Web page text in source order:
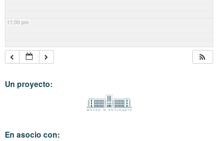
11:00 pm
Un proyecto:
En asocio con: